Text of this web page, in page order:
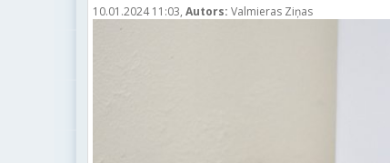
10.01.2024 11:03, Autors: Valmieras Ziņas